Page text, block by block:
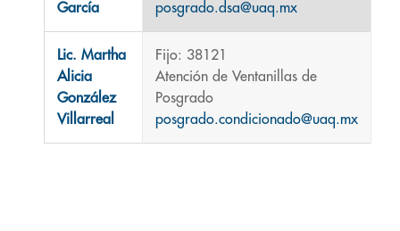
García
posgrado.dsa@uaq.mx
Lic. Martha
Alicia
González
Villarreal
Fijo: 38121
Atención de Ventanillas de
Posgrado
posgrado.condicionado@uaq.mx